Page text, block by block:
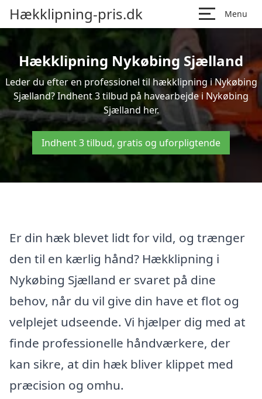
Hækklipning-pris.dk Menu
Hækklipning Nykøbing Sjælland
Leder du efter en professionel til hækklipning i Nykøbing
Sjælland? Indhent 3 tilbud på havearbejde i Nykøbing
Sjælland her.
Indhent 3 tilbud, gratis og uforpligtende
Er din hæk blevet lidt for vild, og trænger
den til en kærlig hånd? Hækklipning i
Nykøbing Sjælland er svaret på dine
behov, når du vil give din have et flot og
velplejet udseende. Vi hjælper dig med at
finde professionelle håndværkere, der
kan sikre, at din hæk bliver klippet med
præcision og omhu.